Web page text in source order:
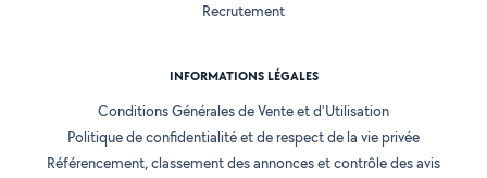
Recrutement
INFORMATIONS LÉGALES
Conditions Générales de Vente et d'Utilisation
Politique de confidentialité et de respect de la vie privée
Référencement, classement des annonces et contrôle des avis